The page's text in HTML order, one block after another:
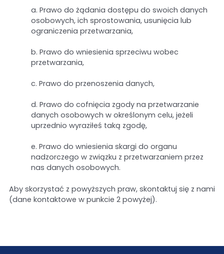
a. Prawo do żądania dostępu do swoich danych
osobowych, ich sprostowania, usunięcia lub
ograniczenia przetwarzania,
b. Prawo do wniesienia sprzeciwu wobec
przetwarzania,
c. Prawo do przenoszenia danych,
d. Prawo do cofnięcia zgody na przetwarzanie
danych osobowych w określonym celu, jeżeli
uprzednio wyraziłeś taką zgodę,
e. Prawo do wniesienia skargi do organu
nadzorczego w związku z przetwarzaniem przez
nas danych osobowych.
Aby skorzystać z powyższych praw, skontaktuj się z nami
(dane kontaktowe w punkcie 2 powyżej).